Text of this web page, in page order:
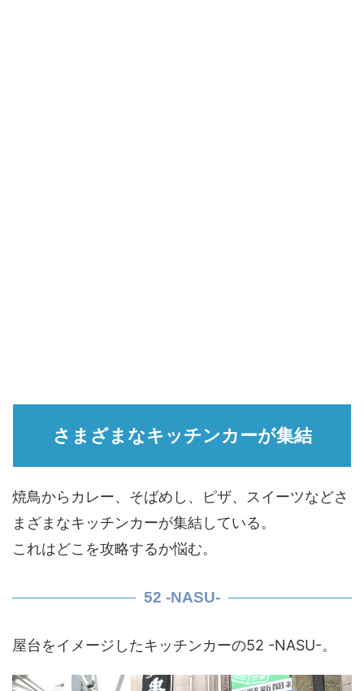
さまざまなキッチンカーが集結
焼鳥からカレー、そばめし、ピザ、スイーツなどさ
まざまなキッチンカーが集結している。
これはどこを攻略するか悩む。
52 -NASU-
屋台をイメージしたキッチンカーの52 -NASU-。